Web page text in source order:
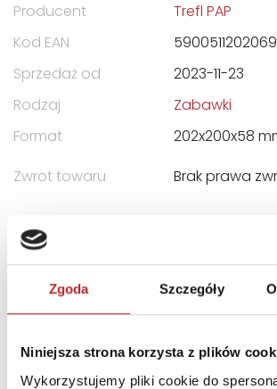
Zgoda Szczegóły
Niniejsza strona korzysta z plików
Wykorzystujemy pliki cookie do
Producent
Trefl PAP
Kod EAN
5900511202069
Sprzedaż od
2023-11-23
Rodzaj
Zabawki
Format
202x200x58
Zwrot towaru
Brak prawa
DANE OSOBY
Ulica
Miasto
Gdynia